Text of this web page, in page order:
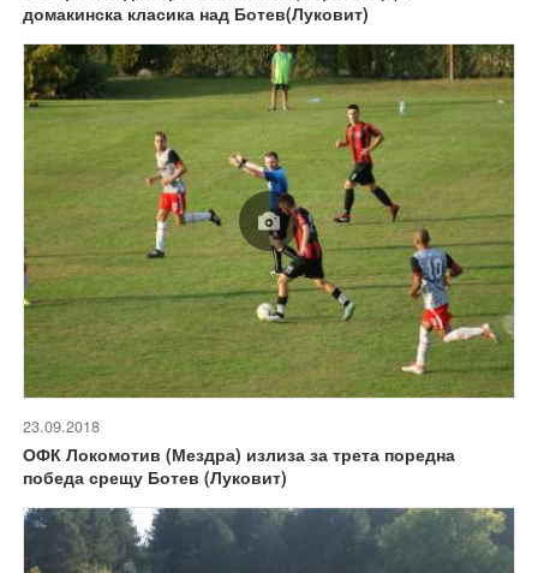
домакинска класика над Ботев(Луковит)
23.09.2018
ОФК Локомотив (Мездра) излиза за трета поредна
победа срещу Ботев (Луковит)